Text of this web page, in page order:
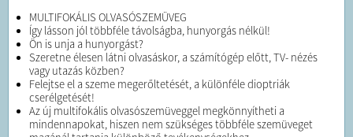
MULTIFOKÁLIS OLVASÓSZEMÜVEG
Így lásson jól többféle távolságba, hunyorgás nélkül!
Ön is unja a hunyorgást?
Szeretne élesen látni olvasáskor, a számítógép előtt, TV- nézés
vagy utazás közben?
Felejtse el a szeme megerőltetését, a különféle dioptriák
cserélgetését!
Az új multifokális olvasószemüveggel megkönnyítheti a
mindennapokat, hiszen nem szükséges többféle szemüveget